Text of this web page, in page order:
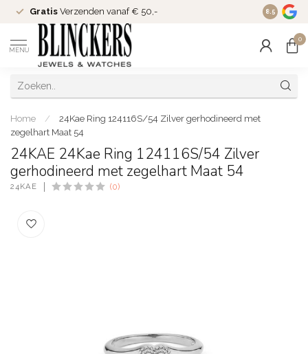
Gratis Verzenden vanaf € 50,- Since
8.5
MENU
0
Home /
24Kae Ring 124116S/54 Zilver gerhodineerd met
zegelhart Maat 54
24KAE 24Kae Ring 124116S/54 Zilver
gerhodineerd met zegelhart Maat 54
24KAE (0)